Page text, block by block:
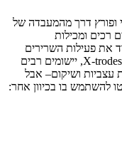
דרך מהמעבדה של
רכים ומכילות
את פעילות השרירים
X-trodes, יישומים רבים
עצביות ושיקום– אבל
להשתמש בו בכיוון אחר: